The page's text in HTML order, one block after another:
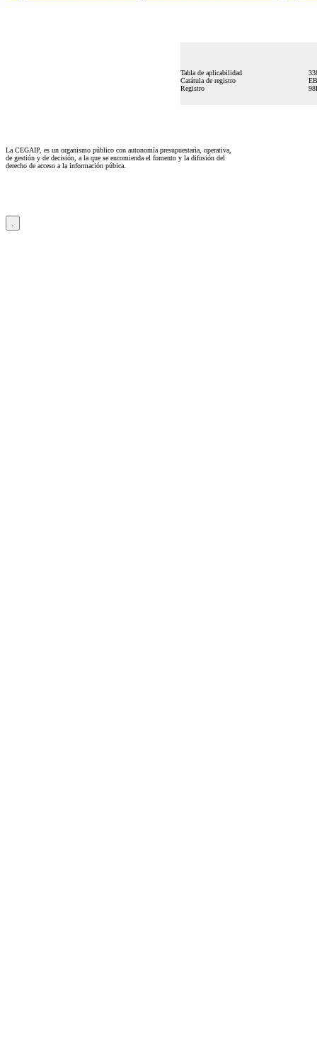
Tabla de aplicabilidad
Carátula de registro
Registro
La CEGAIP, es un organismo público con autonomía presupuestaria, operativa,
de gestión y de decisión, a la que se encomienda el fomento y la difusión del
derecho de acceso a la información púbica.